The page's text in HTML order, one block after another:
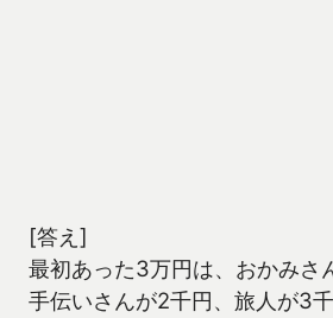
[答え]
最初あった3万円は、おかみさ
手伝いさんが2千円、旅人が3